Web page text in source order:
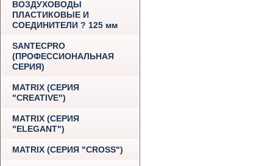
ВОЗДУХОВОДЫ
ПЛАСТИКОВЫЕ И
СОЕДИНИТЕЛИ ? 125 мм
SANTECPRO
(ПРОФЕССИОНАЛЬНАЯ
СЕРИЯ)
MATRIX (СЕРИЯ
"CREATIVE")
MATRIX (СЕРИЯ
"ELEGANT")
MATRIX (СЕРИЯ "CROSS")